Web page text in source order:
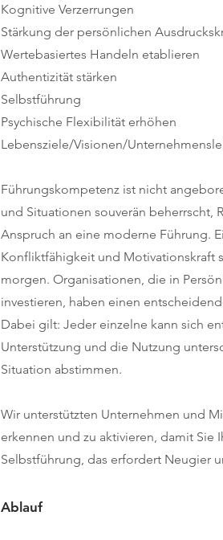
Kognitive Verzerrungen
Stärkung der persönlichen
Wertebasiertes Handeln etablieren
Authentizität stärken
Selbstführung
Psychische Flexibilität erhöhen
Lebensziele/Visionen/
Führungskompetenz ist nicht
und Situationen souverän beherrscht,
Anspruch an eine moderne Führung.
Konfliktfähigkeit und Motivationskraft
morgen. Organisationen, die in
investieren, haben einen
Dabei gilt: Jeder einzelne kann sich
Unterstützung und die Nutzung
Situation abstimmen.
Wir unterstützten Unternehmen und
erkennen und zu aktivieren, damit
Selbstführung, das erfordert Neugier
Ablauf